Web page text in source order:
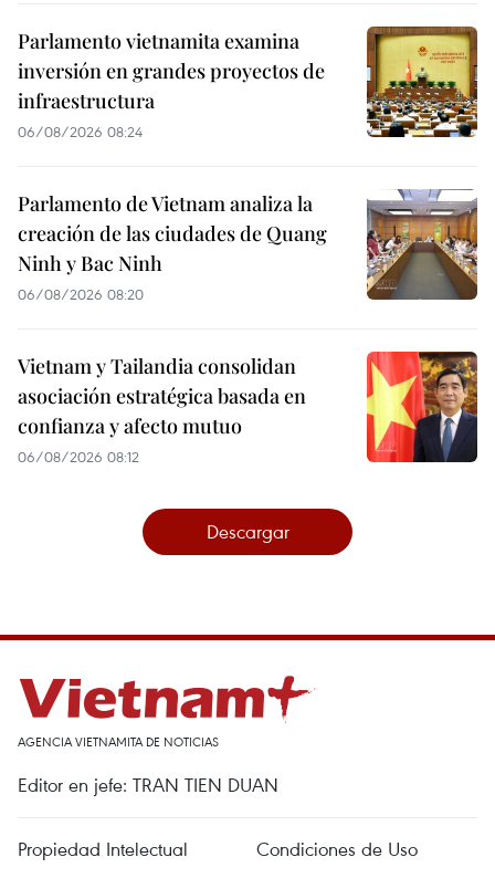
Parlamento vietnamita examina
inversión en grandes proyectos de
infraestructura
06/08/2026 08:24
Parlamento de Vietnam analiza la
creación de las ciudades de Quang
Ninh y Bac Ninh
06/08/2026 08:20
Vietnam y Tailandia consolidan
asociación estratégica basada en
confianza y afecto mutuo
06/08/2026 08:12
Descargar
AGENCIA VIETNAMITA DE NOTICIAS
Editor en jefe: TRAN TIEN DUAN
Propiedad Intelectual
Condiciones de Uso